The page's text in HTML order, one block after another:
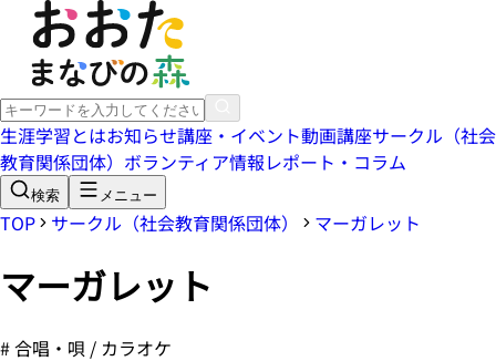
生涯学習とはお知らせ講座・イベント動画講座サークル（社会
教育関係団体） ボランティア情報レポート・コラム
検索 メニュー
TOP サークル（社会教育関係団体） マーガレット
マーガレット
#合唱・唄 / カラオケ